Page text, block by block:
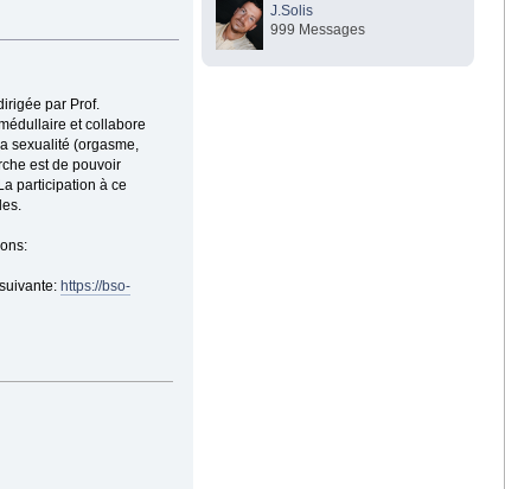
par Prof.
et collabore
sexualité (orgasme,
est de pouvoir
participation à ce
https://bso-
J.Solis
999 Messages